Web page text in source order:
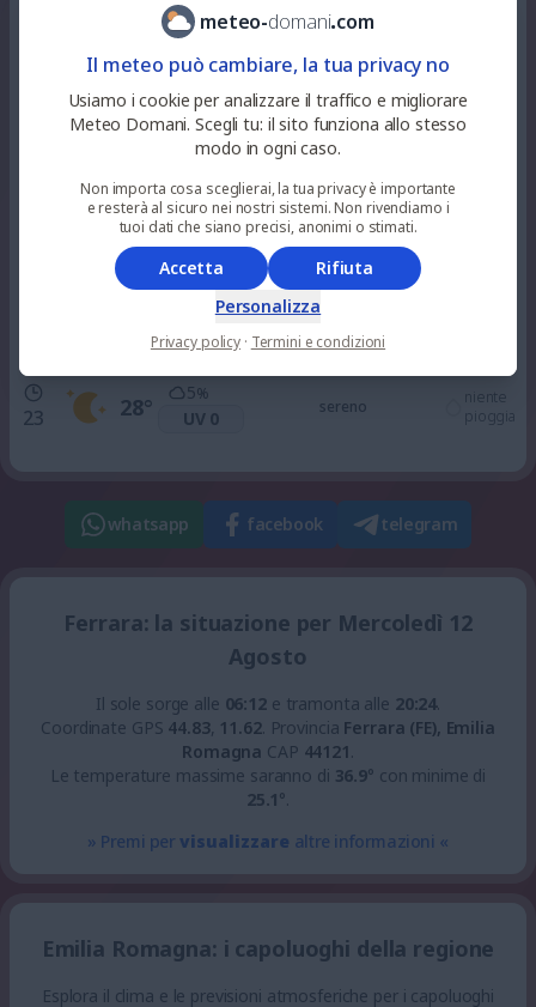
94%
UV 6
37°
97%
UV 6
nuvoloso
niente
36°
77%
UV 3
alquanto soleggiato
%
sereno
23 28°
5%
UV 0
sereno
niente
pioggia
whatsapp facebook telegram
Ferrara: la situazione per Mercoledì 12
Agosto
Il sole sorge alle 06:12e tramonta alle 20:24.
Coordinate GPS 44.83, 11.62. Provincia Ferrara (FE), Emilia
Romagna CAP 44121.
Le temperature massime saranno di 36.9° con minime di
25.1°.
» Premi pervisualizzare altre informazioni «
Emilia Romagna: i capoluoghi della regione
Esplora il clima e le previsioni atmosferiche per i capoluoghi
meteo-domani.com
Il meteo può cambiare, la tua privacy no
Usiamo i cookie per analizzare il traffico e migliorare
Meteo Domani. Scegli tu: il sito funziona allo stesso
modo in ogni caso.
Non importa cosa sceglierai, la tua privacy è importante
e resterà al sicuro nei nostri sistemi. Non rivendiamo i
tuoi dati che siano precisi, anonimi o stimati.
Accetta
Rifiuta
Personalizza
Privacy policy · Termini e condizioni